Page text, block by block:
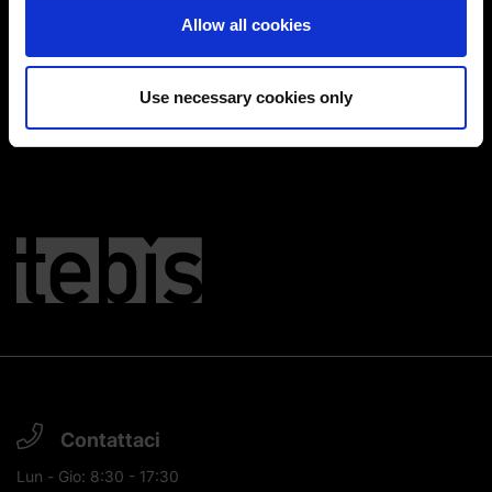
You can change or revoke your consent at any time.
Imprint|Data protection |Disclaimer of liability
Allow all cookies
Use necessary cookies only
Contattaci
Lun - Gio: 8:30 - 17:30